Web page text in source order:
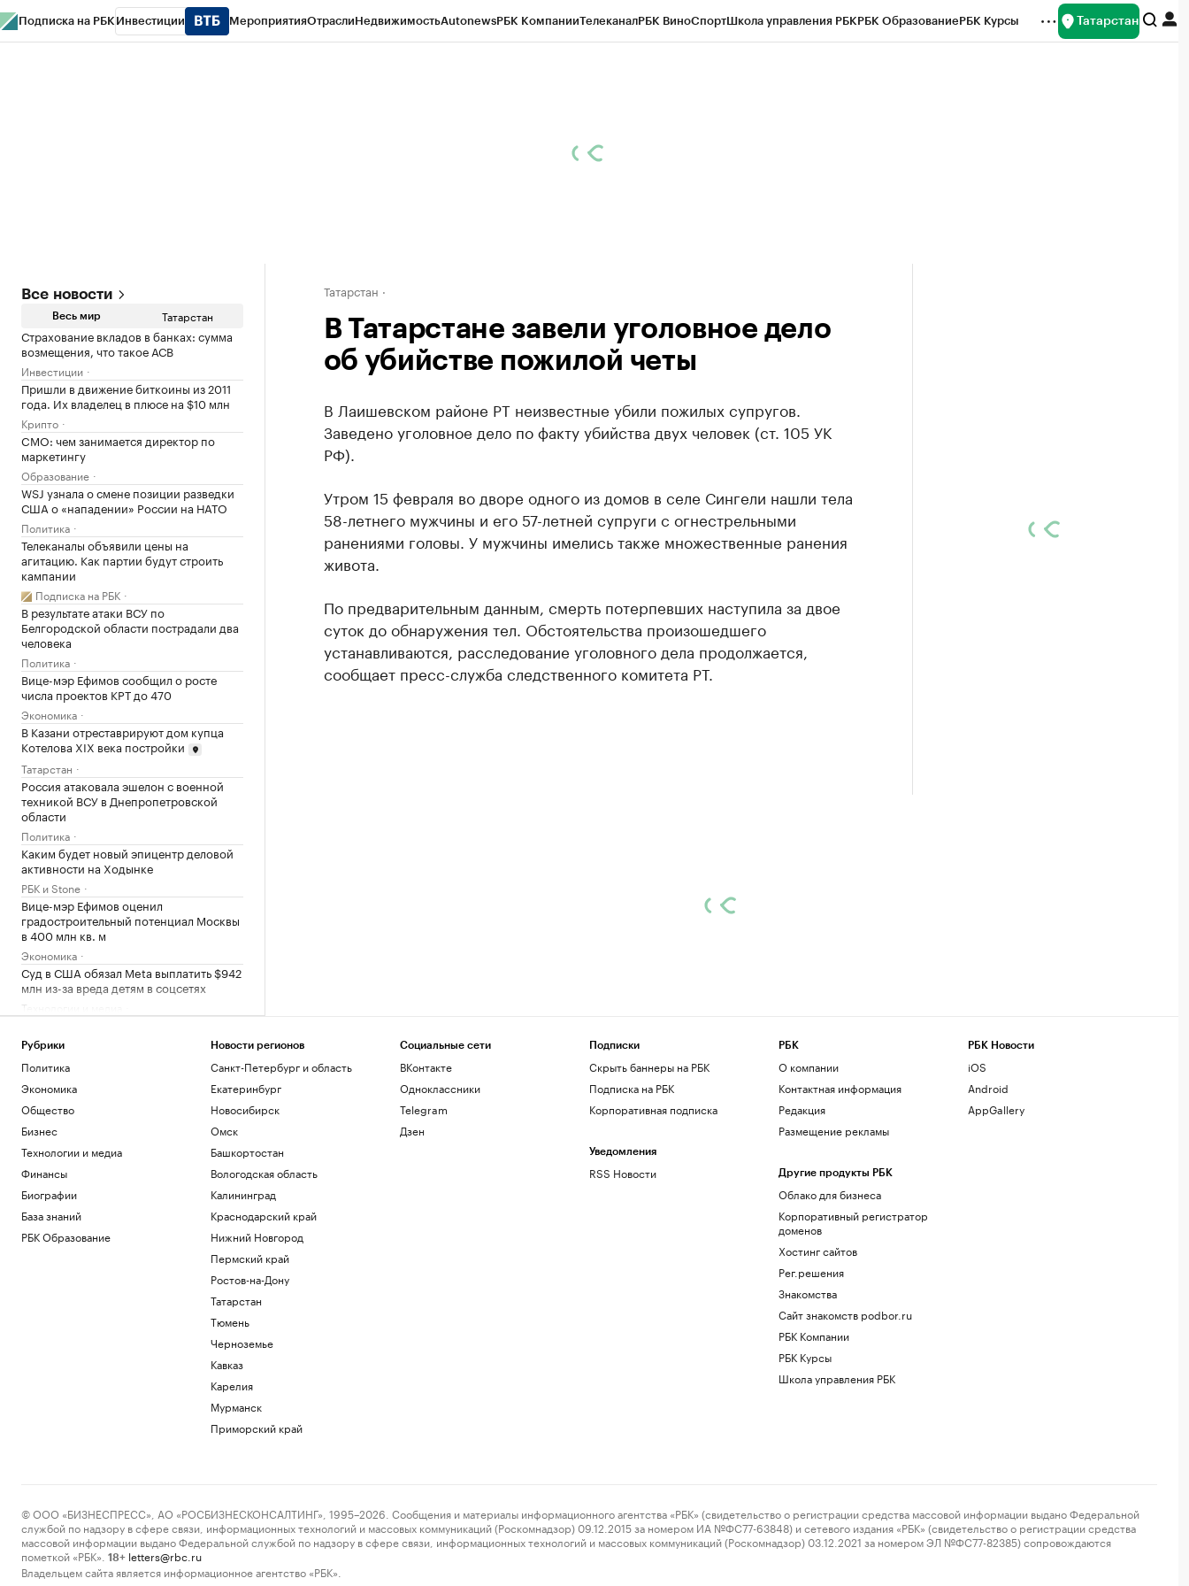
Подписка на РБК Инвестиции МероприятияОтраслиНедвижимостьAutonewsРБК КомпанииТелеканалРБК ВиноСпортШкола управления РБКРБК ОбразованиеРБК Курсы Татарстан
Все новости
Весь мир Татарстан
Страхование вкладов в банках: сумма
возмещения, что такое АСВ
Инвестиции
Пришли в движение биткоины из 2011
года. Их владелец в плюсе на $10 млн
Крипто
CMO: чем занимается директор по
маркетингу
Образование
WSJ узнала о смене позиции разведки
США о «нападении» России на НАТО
Политика
Телеканалы объявили цены на
агитацию. Как партии будут строить
кампании
Подписка на РБК
В результате атаки ВСУ по
Белгородской области пострадали два
человека
Политика
Вице-мэр Ефимов сообщил о росте
числа проектов КРТ до 470
Экономика
В Казани отреставрируют дом купца
Котелова XIX века постройки
Татарстан
Россия атаковала эшелон с военной
техникой ВСУ в Днепропетровской
области
Политика
Каким будет новый эпицентр деловой
активности на Ходынке
РБК и Stone
Вице-мэр Ефимов оценил
градостроительный потенциал Москвы
в 400 млн кв. м
Экономика
Суд в США обязал Meta выплатить $942
млн из-за вреда детям в соцсетях
Технологии и медиа
Анискино в Харьковской области
Российский боец ММА Ядуллаев
получил условный срок за хранение
амфетамина
Спорт
самолетом на сверхзвуковой скорости
Общество
Минцифры исключило ограничения на
доступ детей в соцсети
Общество
Компании начнут нанимать ИИ-
Три человека пострадали при ударе
Загрузить еще
Татарстан
В Татарстане завели уголовное дело
об убийстве пожилой четы
В Лаишевском районе РТ неизвестные убили пожилых супругов.
Заведено уголовное дело по факту убийства двух человек (ст. 105 УК
РФ).
Утром 15 февраля во дворе одного из домов в селе Сингели нашли тела
58-летнего мужчины и его 57-летней супруги с огнестрельными
ранениями головы. У мужчины имелись также множественные ранения
живота.
По предварительным данным, смерть потерпевших наступила за двое
суток до обнаружения тел. Обстоятельства произошедшего
устанавливаются, расследование уголовного дела продолжается,
сообщает пресс-служба следственного комитета РТ.
Рубрики
Политика
Экономика
Общество
Бизнес
Технологии и медиа
Финансы
Биографии
База знаний
РБК Образование
Новости регионов
Санкт-Петербург и область
Екатеринбург
Новосибирск
Омск
Башкортостан
Вологодская область
Калининград
Краснодарский край
Нижний Новгород
Пермский край
Ростов-на-Дону
Татарстан
Тюмень
Черноземье
Кавказ
Карелия
Мурманск
Приморский край
Социальные сети
ВКонтакте
Одноклассники
Telegram
Дзен
Подписки
Скрыть баннеры на РБК
Подписка на РБК
Корпоративная подписка
Уведомления
RSS Новости
РБК
О компании
Контактная информация
Редакция
Размещение рекламы
Другие продукты РБК
Облако для бизнеса
Корпоративный регистратор
доменов
Хостинг сайтов
Рег.решения
Знакомства
Сайт знакомств podbor.ru
РБК Компании
РБК Курсы
Школа управления РБК
РБК Новости
iOS
Android
AppGallery
© ООО «БИЗНЕСПРЕСС», АО «РОСБИЗНЕСКОНСАЛТИНГ», 1995–2026. Сообщения и материалы информационного агентства «РБК» (свидетельство о регистрации средства массовой информации выдано Федеральной
службой по надзору в сфере связи, информационных технологий и массовых коммуникаций (Роскомнадзор) 09.12.2015 за номером ИА №ФС77-63848) и сетевого издания «РБК» (свидетельство о регистрации средства
массовой информации выдано Федеральной службой по надзору в сфере связи, информационных технологий и массовых коммуникаций (Роскомнадзор) 03.12.2021 за номером ЭЛ №ФС77-82385) сопровождаются
пометкой «РБК».
18+ letters@rbc.ru
Владельцем сайта является информационное агентство «РБК».